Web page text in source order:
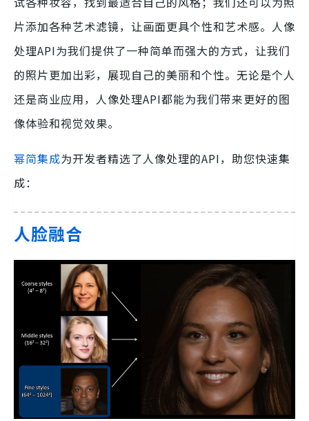
片添加各种艺术滤镜，让画面更具个性和艺术感。人像
处理API为我们提供了一种简单而强大的方式，让我们
的照片更加出彩，展现自己的美丽和个性。无论是个人
还是商业应用，人像处理API都能为我们带来更好的图
像体验和视觉效果。
幂简集成为开发者精选了人像处理的API，助您快速集
成：
人脸融合